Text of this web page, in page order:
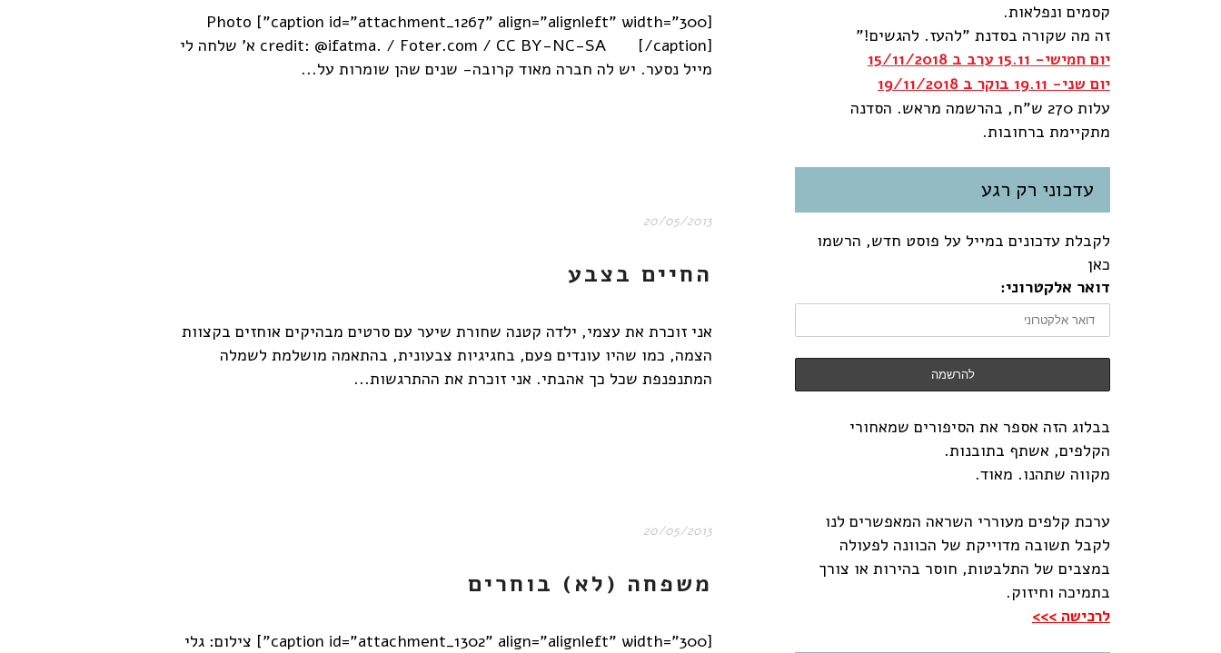
[caption id="attachment_1267" align="alignleft" width="300"] Photo
credit: @ifatma. / Foter.com / CC BY-NC-SA [/caption] א' שלחה לי
מייל נסער. יש לה חברה מאוד קרובה- שנים שהן שומרות על...
20/05/2013
החיים בצבע
אני זוכרת את עצמי, ילדה קטנה שחורת שיער עם סרטים מבהיקים אוחזים בקצוות
הצמה, כמו שהיו עונדים פעם, בחגיגיות צבעונית, בהתאמה מושלמת לשמלה
המתנפנפת שכל כך אהבתי. אני זוכרת את ההתרגשות...
20/05/2013
משפחה (לא) בוחרים
[caption id="attachment_1302" align="alignleft" width="300"] צילום: גלי
קסמים ונפלאות.
זה מה שקורה בסדנת "להעז. להגשים!"
יום חמישי- 15.11 ערב ב 15/11/2018
יום שני- 19.11 בוקר ב 19/11/2018
עלות 270 ש"ח, בהרשמה מראש. הסדנה
מתקיימת ברחובות.
עדכוני רק רגע
לקבלת עדכונים במייל על פוסט חדש, הרשמו
כאן
דואר אלקטרוני:
בבלוג הזה אספר את הסיפורים שמאחורי
הקלפים, אשתף בתובנות.
מקווה שתהנו. מאוד.
ערכת קלפים מעוררי השראה המאפשרים לנו
לקבל תשובה מדוייקת של הכוונה לפעולה
במצבים של התלבטות, חוסר בהירות או צורך
בתמיכה וחיזוק.
לרכישה >>>